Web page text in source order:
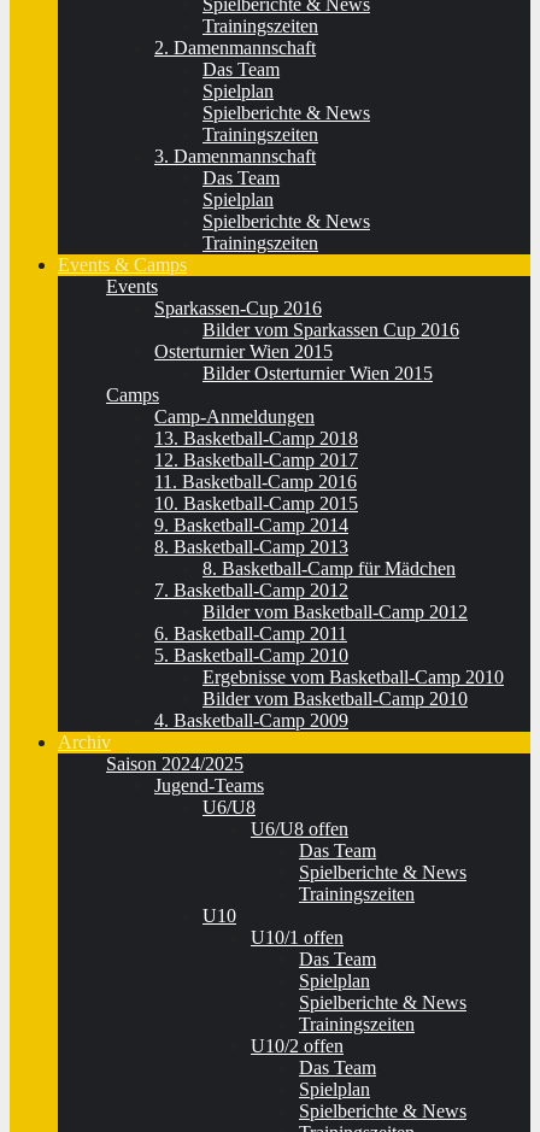
Spielberichte & News
Trainingszeiten
2. Damenmannschaft
Das Team
Spielplan
Spielberichte & News
Trainingszeiten
3. Damenmannschaft
Das Team
Spielplan
Spielberichte & News
Trainingszeiten
Events & Camps
Events
Sparkassen-Cup 2016
Bilder vom Sparkassen Cup 2016
Osterturnier Wien 2015
Bilder Osterturnier Wien 2015
Camps
Camp-Anmeldungen
13. Basketball-Camp 2018
12. Basketball-Camp 2017
11. Basketball-Camp 2016
10. Basketball-Camp 2015
9. Basketball-Camp 2014
8. Basketball-Camp 2013
8. Basketball-Camp für Mädchen
7. Basketball-Camp 2012
Bilder vom Basketball-Camp 2012
6. Basketball-Camp 2011
5. Basketball-Camp 2010
Ergebnisse vom Basketball-Camp 2010
Bilder vom Basketball-Camp 2010
4. Basketball-Camp 2009
Archiv
Saison 2024/2025
Jugend-Teams
U6/U8
U6/U8 offen
Das Team
Spielberichte & News
Trainingszeiten
U10
U10/1 offen
Das Team
Spielplan
Spielberichte & News
Trainingszeiten
U10/2 offen
Das Team
Spielplan
Spielberichte & News